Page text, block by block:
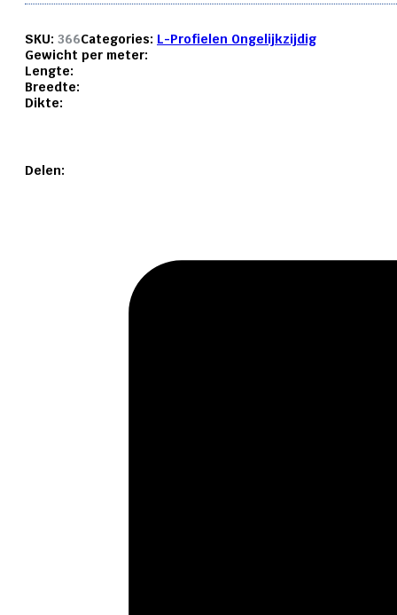
SKU: 366Categories: L-Profielen Ongelijkzijdig
Gewicht per meter:
Lengte:
Breedte:
Dikte:
Delen: